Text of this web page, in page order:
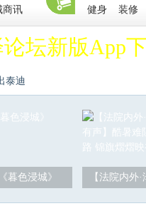
商讯
健身
装修
坛新版App
泰迪
《暮色浸城》 【法院内外